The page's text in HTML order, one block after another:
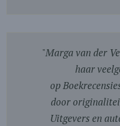
"Marga van der
haar
op
door
Uitgevers en